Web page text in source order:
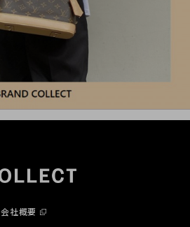
会社概要